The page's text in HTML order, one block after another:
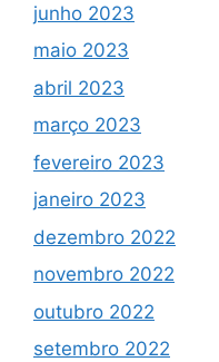
junho 2023
maio 2023
abril 2023
março 2023
fevereiro 2023
janeiro 2023
dezembro 2022
novembro 2022
outubro 2022
setembro 2022